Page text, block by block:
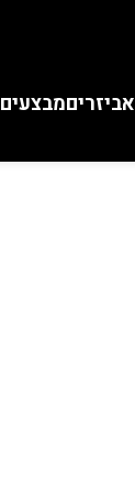
אביזריםמבצעים